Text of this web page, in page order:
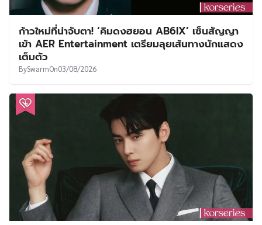
ก้าวใหม่ที่น่าจับตา! ‘คิมดงฮยอน AB6IX’ เซ็นสัญญา
เข้า AER Entertainment เตรียมลุยเส้นทางนักแสดง
เต็มตัว
BySwarmOn03/08/2026